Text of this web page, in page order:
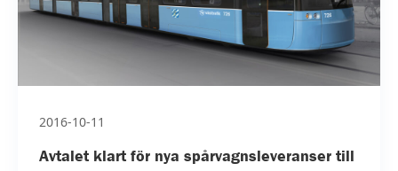
2016-10-11
Avtalet klart för nya spårvagnsleveranser till